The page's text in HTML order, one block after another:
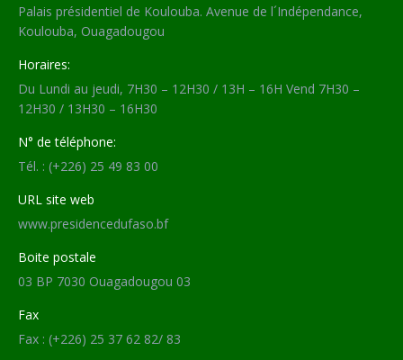
Palais présidentiel de Koulouba. Avenue de l´Indépendance,
Koulouba, Ouagadougou
Horaires:
Du Lundi au jeudi, 7H30 – 12H30 / 13H – 16H Vend 7H30 –
12H30 / 13H30 – 16H30
N° de téléphone:
Tél. : (+226) 25 49 83 00
URL site web
www.presidencedufaso.bf
Boite postale
03 BP 7030 Ouagadougou 03
Fax
Fax : (+226) 25 37 62 82/ 83